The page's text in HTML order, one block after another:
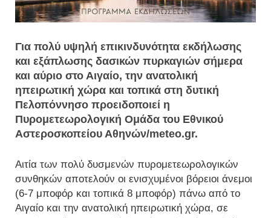
Για πολύ υψηλή επικινδυνότητα εκδήλωσης
και εξάπλωσης δασικών πυρκαγιών σήμερα
και αύριο στο Αιγαίο, την ανατολική
ηπειρωτική χώρα και τοπικά στη δυτική
Πελοπόννησο προειδοποιεί η
Πυρομετεωρολογική Ομάδα του Εθνικού
Αστεροσκοπείου Αθηνών/meteo.gr.
Αιτία των πολύ δυσμενών πυρομετεωρολογικών
συνθηκών αποτελούν οι ενισχυμένοι βόρειοι άνεμοι
(6-7 μποφόρ και τοπικά 8 μποφόρ) πάνω από το
Αιγαίο και την ανατολική ηπειρωτική χώρα, σε